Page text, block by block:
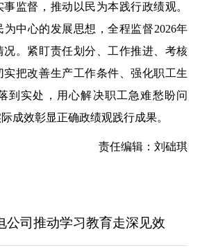
督，推动以民为本践行政绩观。
中心的发展思想，全程监督2026年
况。紧盯责任划分、工作推进、考核
把改善生产工作条件、强化职工生
到实处，用心解决职工急难愁盼问
成效彰显正确政绩观践行成果。
责任编辑：刘础琪
公司推动学习教育走深见效